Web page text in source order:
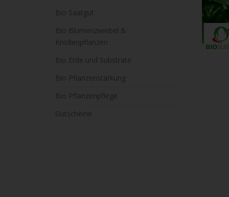
Bio Saatgut
Bio Blumenzwiebel &
Knollenpflanzen
Bio Erde und Substrate
Bio Pflanzenstärkung
Bio Pflanzenpflege
Gutscheine